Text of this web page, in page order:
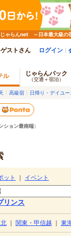
ゃらんnet ～日本最大級の
ストさん ログイン
ル じゃらんパック
（交通＋宿泊）
高級宿 日帰り・デイユー
ション最南端）
ット
イベント
リンス
関東・甲信越 東